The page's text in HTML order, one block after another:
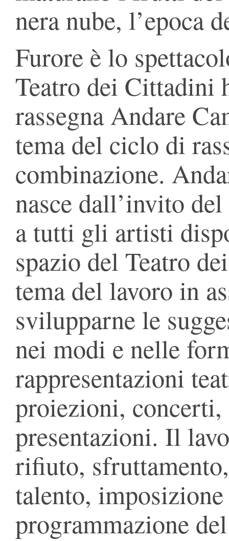
nera nube, l’epoca
Furore è lo
Teatro dei Cittadini
rassegna Andare
tema del ciclo di
combinazione.
nasce dall’invito
a tutti gli artisti
spazio del Teatro
tema del lavoro in
svilupparne le
nei modi e nelle
rappresentazioni
proiezioni,
presentazioni. Il
rifiuto,
talento,
programmazione